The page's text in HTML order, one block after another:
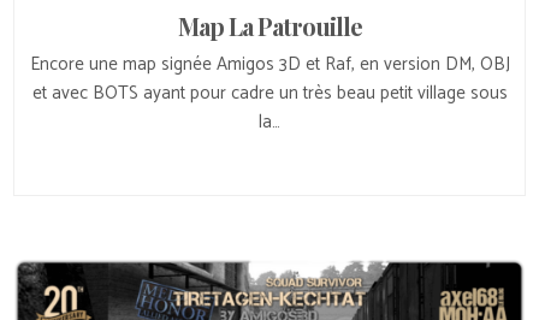
Map La Patrouille
Encore une map signée Amigos 3D et Raf, en version DM, OBJ
et avec BOTS ayant pour cadre un très beau petit village sous
la…